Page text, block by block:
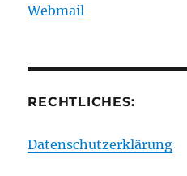
Webmail
RECHTLICHES:
Datenschutzerklärung